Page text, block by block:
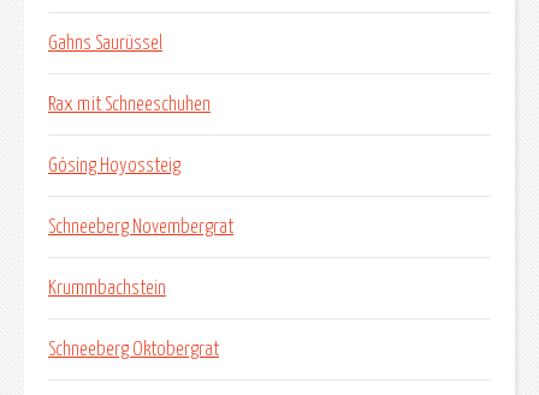
Gahns Saurüssel
Rax mit Schneeschuhen
Gösing Hoyossteig
Schneeberg Novembergrat
Krummbachstein
Schneeberg Oktobergrat